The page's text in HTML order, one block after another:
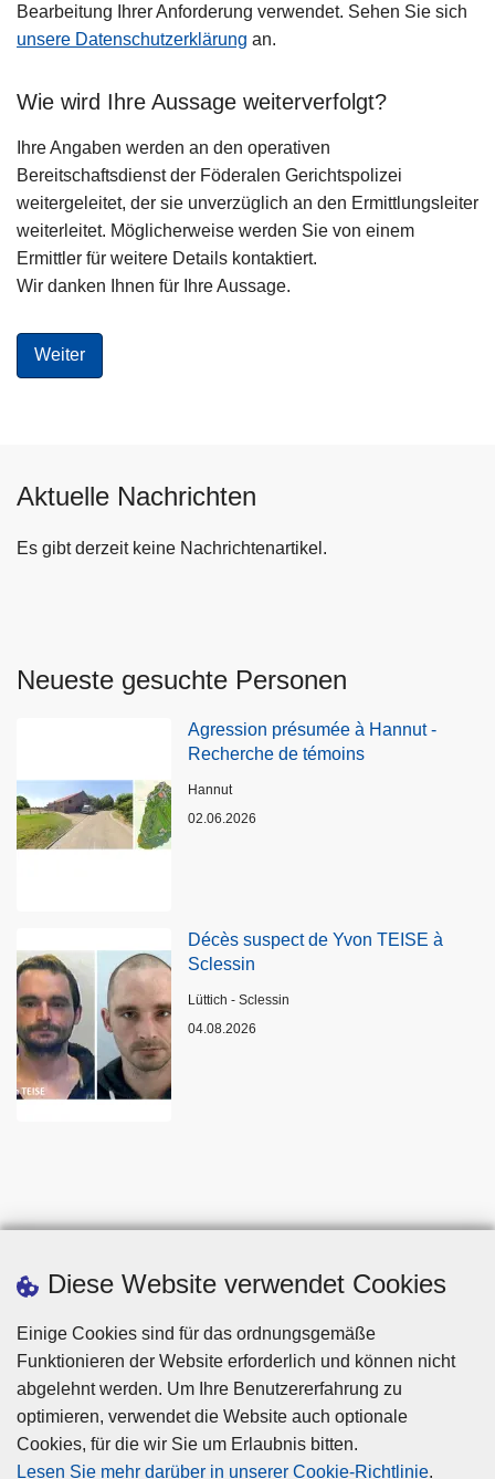
Diese Website verwendet Cookies
Einige Cookies sind für das ordnungsgemäße
Funktionieren der Website erforderlich und können nicht
abgelehnt werden. Um Ihre Benutzererfahrung zu
optimieren, verwendet die Website auch optionale
Cookies, für die wir Sie um Erlaubnis bitten.
Lesen Sie mehr darüber in unserer Cookie-Richtlinie.
Bearbeitung Ihrer Anforderung verwendet. Sehen Sie sich
unsere Datenschutzerklärung an.
Wie wird Ihre Aussage weiterverfolgt?
Ihre Angaben werden an den operativen
Bereitschaftsdienst der Föderalen Gerichtspolizei
weitergeleitet, der sie unverzüglich an den Ermittlungsleiter
weiterleitet. Möglicherweise werden Sie von einem
Ermittler für weitere Details kontaktiert.
Wir danken Ihnen für Ihre Aussage.
Aktuelle Nachrichten
Es gibt derzeit keine Nachrichtenartikel.
Neueste gesuchte Personen
Agression présumée à Hannut -
Recherche de témoins
Standort
Hannut
02.06.2026
Décès suspect de Yvon TEISE à
Sclessin
Standort
Lüttich - Sclessin
04.08.2026
Disclaimer